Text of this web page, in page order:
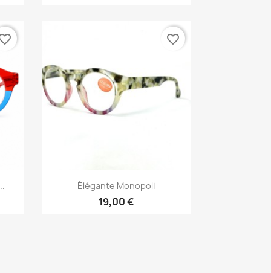
Vista rápida
Élégante Monopoli
19,00 €
favorite_border